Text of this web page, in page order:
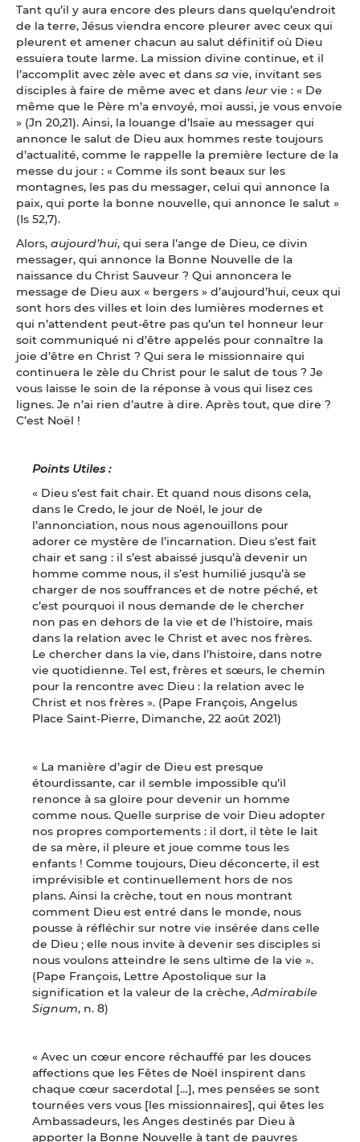
Tant qu’il y aura encore des pleurs dans quelqu’endroit
de la terre, Jésus viendra encore pleurer avec ceux qui
pleurent et amener chacun au salut définitif où Dieu
essuiera toute larme. La mission divine continue, et il
l’accomplit avec zèle avec et dans sa vie, invitant ses
disciples à faire de même avec et dans leur vie : « De
même que le Père m’a envoyé, moi aussi, je vous envoie
» (Jn 20,21). Ainsi, la louange d’Isaïe au messager qui
annonce le salut de Dieu aux hommes reste toujours
d’actualité, comme le rappelle la première lecture de la
messe du jour : « Comme ils sont beaux sur les
montagnes, les pas du messager, celui qui annonce la
paix, qui porte la bonne nouvelle, qui annonce le salut »
(Is 52,7).
Alors, aujourd’hui, qui sera l’ange de Dieu, ce divin
messager, qui annonce la Bonne Nouvelle de la
naissance du Christ Sauveur ? Qui annoncera le
message de Dieu aux « bergers » d’aujourd’hui, ceux qui
sont hors des villes et loin des lumières modernes et
qui n’attendent peut-être pas qu’un tel honneur leur
soit communiqué ni d’être appelés pour connaître la
joie d’être en Christ ? Qui sera le missionnaire qui
continuera le zèle du Christ pour le salut de tous ? Je
vous laisse le soin de la réponse à vous qui lisez ces
lignes. Je n’ai rien d’autre à dire. Après tout, que dire ?
C’est Noël !
Points Utiles :
« Dieu s’est fait chair. Et quand nous disons cela,
dans le Credo, le jour de Noël, le jour de
l’annonciation, nous nous agenouillons pour
adorer ce mystère de l’incarnation. Dieu s’est fait
chair et sang : il s’est abaissé jusqu’à devenir un
homme comme nous, il s’est humilié jusqu’à se
charger de nos souffrances et de notre péché, et
c’est pourquoi il nous demande de le chercher
non pas en dehors de la vie et de l’histoire, mais
dans la relation avec le Christ et avec nos frères.
Le chercher dans la vie, dans l’histoire, dans notre
vie quotidienne. Tel est, frères et sœurs, le chemin
pour la rencontre avec Dieu : la relation avec le
Christ et nos frères ». (Pape François, Angelus
Place Saint-Pierre, Dimanche, 22 août 2021)
« La manière d’agir de Dieu est presque
étourdissante, car il semble impossible qu’il
renonce à sa gloire pour devenir un homme
comme nous. Quelle surprise de voir Dieu adopter
nos propres comportements : il dort, il tète le lait
de sa mère, il pleure et joue comme tous les
enfants ! Comme toujours, Dieu déconcerte, il est
imprévisible et continuellement hors de nos
plans. Ainsi la crèche, tout en nous montrant
comment Dieu est entré dans le monde, nous
pousse à réfléchir sur notre vie insérée dans celle
de Dieu ; elle nous invite à devenir ses disciples si
nous voulons atteindre le sens ultime de la vie ».
(Pape François, Lettre Apostolique sur la
signification et la valeur de la crèche, Admirabile
Signum, n. 8)
« Avec un cœur encore réchauffé par les douces
affections que les Fêtes de Noël inspirent dans
chaque cœur sacerdotal […], mes pensées se sont
tournées vers vous [les missionnaires], qui êtes les
Ambassadeurs, les Anges destinés par Dieu à
apporter la Bonne Nouvelle à tant de pauvres